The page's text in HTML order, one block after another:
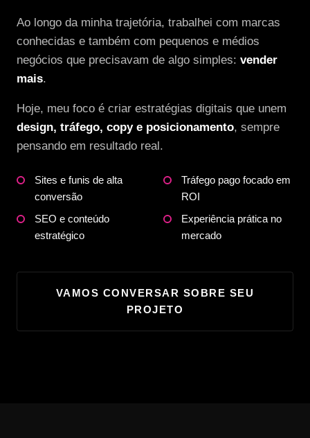
Ao longo da minha trajetória, trabalhei com marcas
conhecidas e também com pequenos e médios
negócios que precisavam de algo simples: vender
mais.
Hoje, meu foco é criar estratégias digitais que unem
design, tráfego, copy e posicionamento, sempre
pensando em resultado real.
Sites e funis de alta
conversão
Tráfego pago focado em
ROI
SEO e conteúdo
estratégico
Experiência prática no
mercado
VAMOS CONVERSAR SOBRE SEU
PROJETO